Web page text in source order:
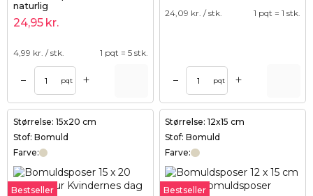
naturlig
24,95 kr.
4,99 kr. / stk. 1 pqt = 5 stk.
– pqt +
24,09 kr. / stk. 1 pqt = 1 stk.
– pqt +
Størrelse: 15x20 cm
Stof: Bomuld
Farve:
Bestseller
Størrelse: 12x15 cm
Stof: Bomuld
Farve:
Bestseller